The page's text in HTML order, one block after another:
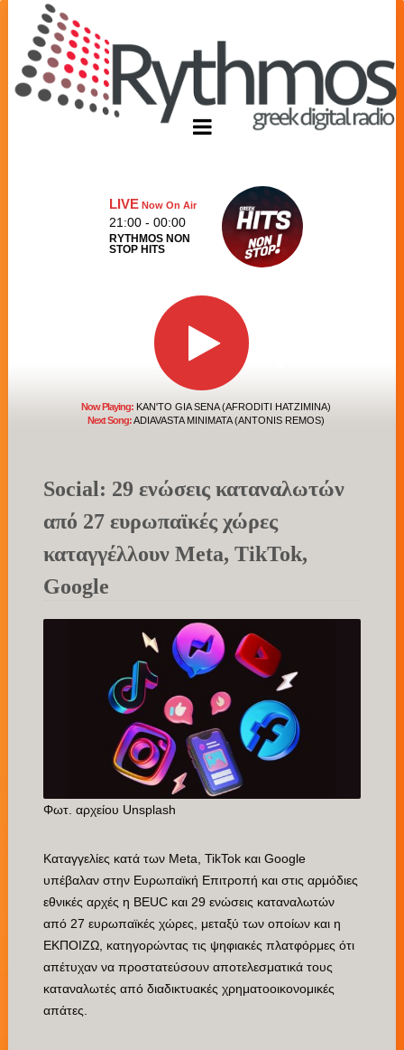
LIVENow On Air
21:00 - 00:00
RYTHMOS NON
STOP HITS
Now Playing:KAN'TO GIA SENA (AFRODITI HATZIMINA)
Next Song:ADIAVASTA MINIMATA (ANTONIS REMOS)
Social: 29 ενώσεις καταναλωτών
από 27 ευρωπαϊκές χώρες
καταγγέλλουν Meta, TikTok,
Google
Φωτ. αρχείου Unsplash
Καταγγελίες κατά των Meta, TikTok και Google
υπέβαλαν στην Ευρωπαϊκή Επιτροπή και στις αρμόδιες
εθνικές αρχές η BEUC και 29 ενώσεις καταναλωτών
από 27 ευρωπαϊκές χώρες, μεταξύ των οποίων και η
ΕΚΠΟΙΖΩ, κατηγορώντας τις ψηφιακές πλατφόρμες ότι
απέτυχαν να προστατεύσουν αποτελεσματικά τους
καταναλωτές από διαδικτυακές χρηματοοικονομικές
απάτες.